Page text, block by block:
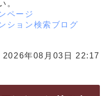
。
ページ
ション検索ブログ
2026年08月03日 22:17